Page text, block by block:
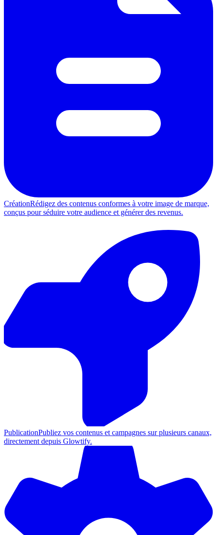
CréationRédigez des contenus conformes à votre image de marque,
conçus pour séduire votre audience et générer des revenus.
PublicationPubliez vos contenus et campagnes sur plusieurs canaux,
directement depuis Glowtify.